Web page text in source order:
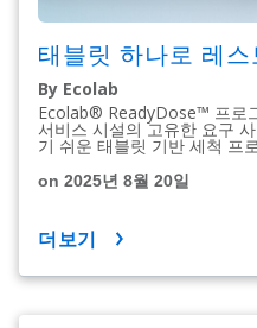
태블릿 하나로 레
By Ecolab
Ecolab® ReadyDose™ 프로
서비스 시설의 고유한 요구
기 쉬운 태블릿 기반 세척 프
on 2025년 8월 20일
더보기